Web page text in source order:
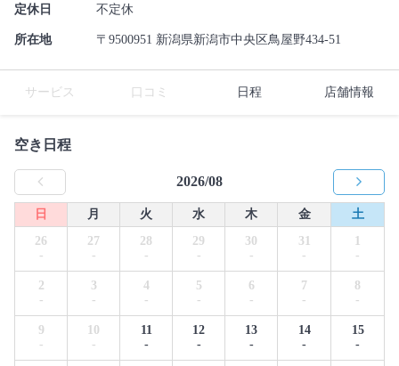
定休日 不定休
所在地 〒9500951 新潟県新潟市中央区鳥屋野434-51
サービス 口コミ 日程 店舗情報
空き日程
2026/08
日 月 火 水 木 金
土
26
-
27
-
28
-
29
-
30
-
31
-
1
-
2
-
3
-
4
-
5
-
6
-
7
-
8
-
9
-
10
-
11
-
12
-
13
-
14
-
15
-